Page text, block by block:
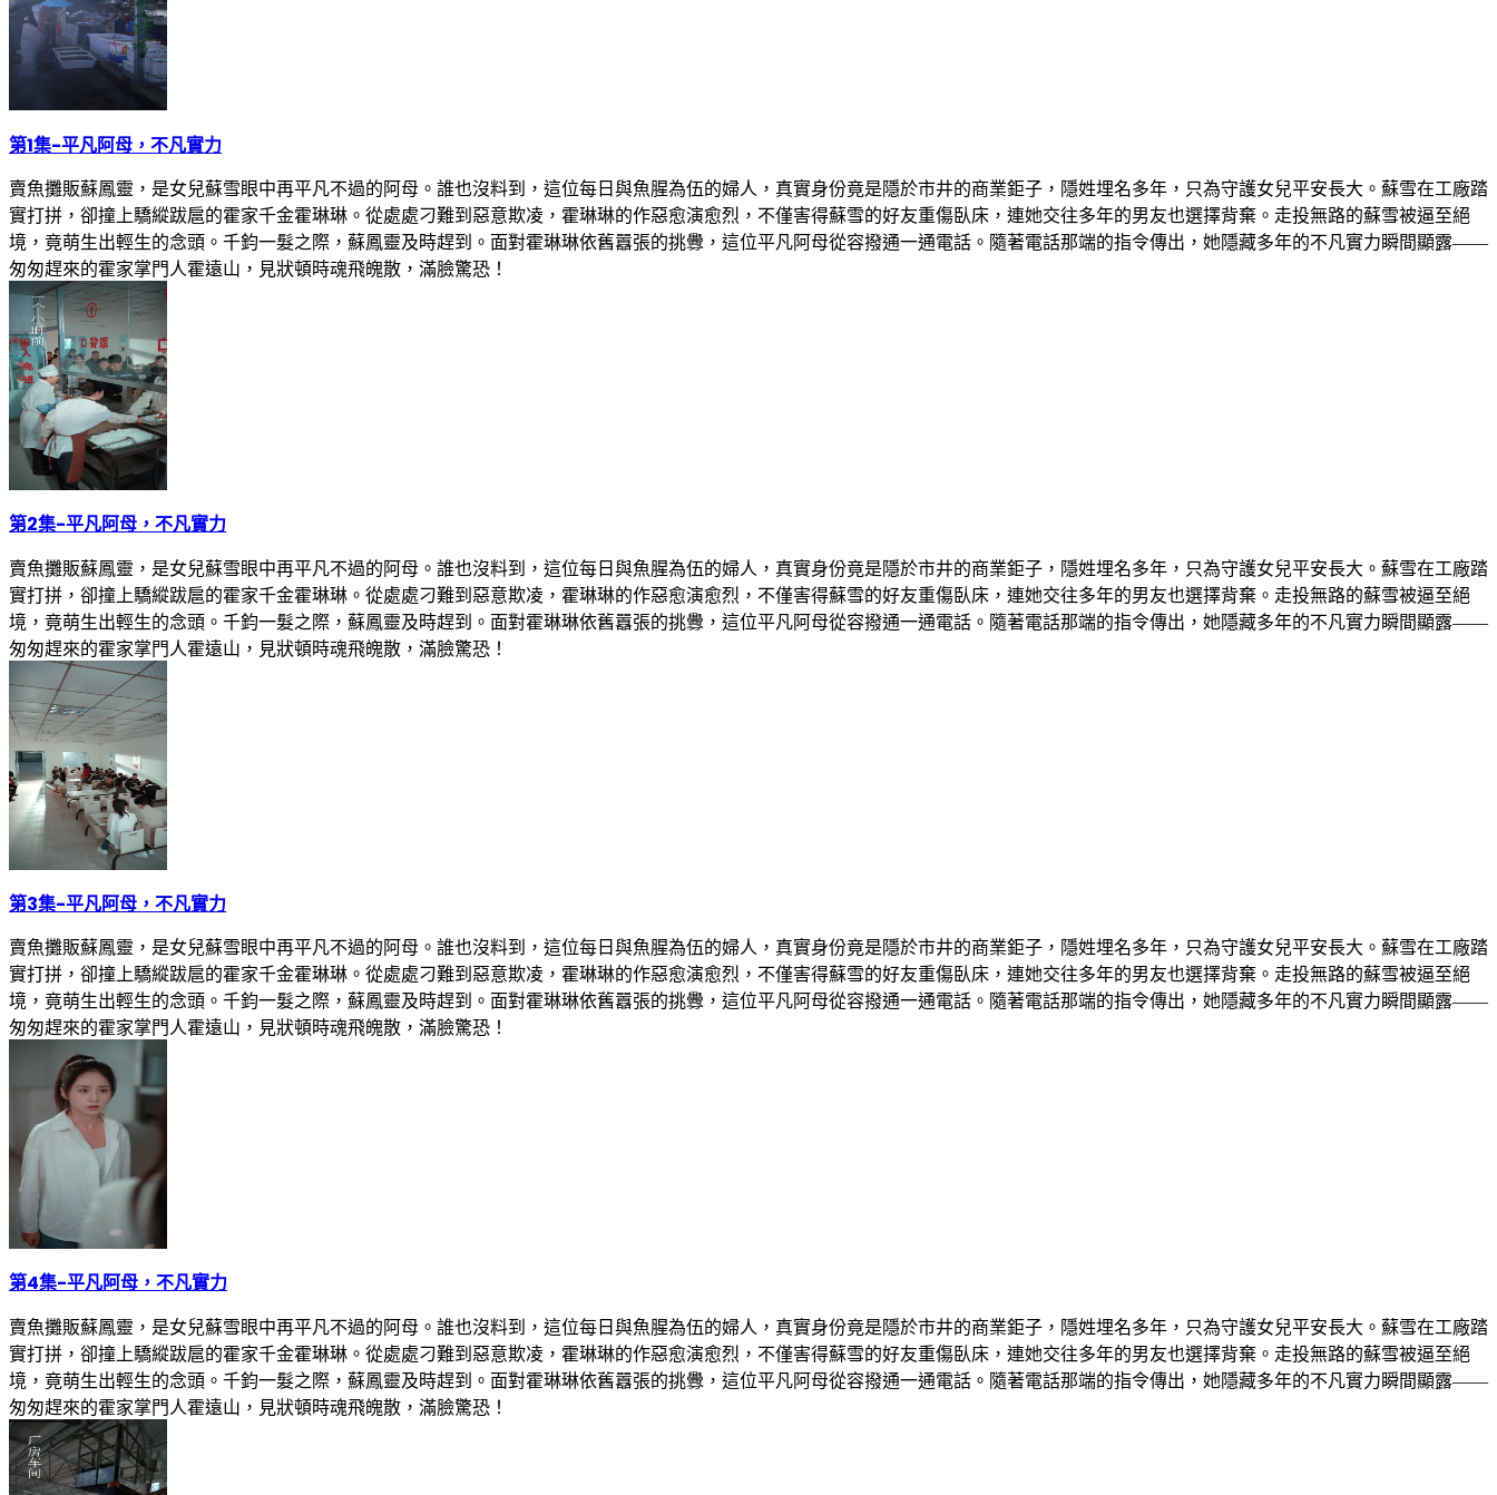
第1集-平凡阿母，不凡實力
賣魚攤販蘇鳳靈，是女兒蘇雪眼中再平凡不過的阿母。誰也沒料到，這位每日與魚腥為伍的婦人，真實身份竟是隱於市井的商業鉅子，隱姓埋名多年，只為守護女兒平安長大。蘇雪在工廠踏
實打拼，卻撞上驕縱跋扈的霍家千金霍琳琳。從處處刁難到惡意欺凌，霍琳琳的作惡愈演愈烈，不僅害得蘇雪的好友重傷臥床，連她交往多年的男友也選擇背棄。走投無路的蘇雪被逼至絕
境，竟萌生出輕生的念頭。千鈞一髮之際，蘇鳳靈及時趕到。面對霍琳琳依舊囂張的挑釁，這位平凡阿母從容撥通一通電話。隨著電話那端的指令傳出，她隱藏多年的不凡實力瞬間顯露——
匆匆趕來的霍家掌門人霍遠山，見狀頓時魂飛魄散，滿臉驚恐！
第2集-平凡阿母，不凡實力
賣魚攤販蘇鳳靈，是女兒蘇雪眼中再平凡不過的阿母。誰也沒料到，這位每日與魚腥為伍的婦人，真實身份竟是隱於市井的商業鉅子，隱姓埋名多年，只為守護女兒平安長大。蘇雪在工廠踏
實打拼，卻撞上驕縱跋扈的霍家千金霍琳琳。從處處刁難到惡意欺凌，霍琳琳的作惡愈演愈烈，不僅害得蘇雪的好友重傷臥床，連她交往多年的男友也選擇背棄。走投無路的蘇雪被逼至絕
境，竟萌生出輕生的念頭。千鈞一髮之際，蘇鳳靈及時趕到。面對霍琳琳依舊囂張的挑釁，這位平凡阿母從容撥通一通電話。隨著電話那端的指令傳出，她隱藏多年的不凡實力瞬間顯露——
匆匆趕來的霍家掌門人霍遠山，見狀頓時魂飛魄散，滿臉驚恐！
第3集-平凡阿母，不凡實力
賣魚攤販蘇鳳靈，是女兒蘇雪眼中再平凡不過的阿母。誰也沒料到，這位每日與魚腥為伍的婦人，真實身份竟是隱於市井的商業鉅子，隱姓埋名多年，只為守護女兒平安長大。蘇雪在工廠踏
實打拼，卻撞上驕縱跋扈的霍家千金霍琳琳。從處處刁難到惡意欺凌，霍琳琳的作惡愈演愈烈，不僅害得蘇雪的好友重傷臥床，連她交往多年的男友也選擇背棄。走投無路的蘇雪被逼至絕
境，竟萌生出輕生的念頭。千鈞一髮之際，蘇鳳靈及時趕到。面對霍琳琳依舊囂張的挑釁，這位平凡阿母從容撥通一通電話。隨著電話那端的指令傳出，她隱藏多年的不凡實力瞬間顯露——
匆匆趕來的霍家掌門人霍遠山，見狀頓時魂飛魄散，滿臉驚恐！
第4集-平凡阿母，不凡實力
賣魚攤販蘇鳳靈，是女兒蘇雪眼中再平凡不過的阿母。誰也沒料到，這位每日與魚腥為伍的婦人，真實身份竟是隱於市井的商業鉅子，隱姓埋名多年，只為守護女兒平安長大。蘇雪在工廠踏
實打拼，卻撞上驕縱跋扈的霍家千金霍琳琳。從處處刁難到惡意欺凌，霍琳琳的作惡愈演愈烈，不僅害得蘇雪的好友重傷臥床，連她交往多年的男友也選擇背棄。走投無路的蘇雪被逼至絕
境，竟萌生出輕生的念頭。千鈞一髮之際，蘇鳳靈及時趕到。面對霍琳琳依舊囂張的挑釁，這位平凡阿母從容撥通一通電話。隨著電話那端的指令傳出，她隱藏多年的不凡實力瞬間顯露——
匆匆趕來的霍家掌門人霍遠山，見狀頓時魂飛魄散，滿臉驚恐！